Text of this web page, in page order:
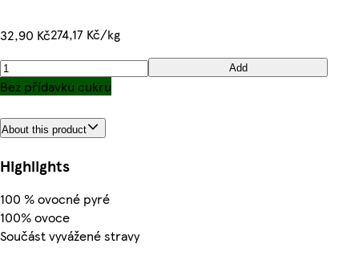
32,90 Kč274,17 Kč/kg
Add
Bez přídavku cukru
About this product
Highlights
100 % ovocné pyré
100% ovoce
Součást vyvážené stravy